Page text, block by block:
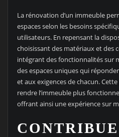
La rénovation d’un immeuble
espaces selon les besoins
utilisateurs. En repensant la
choisissant des matériaux et des
intégrant des fonctionnalités sur
des espaces uniques qui
et aux exigences de chacun.
rendre l’immeuble plus
offrant ainsi une expérience sur